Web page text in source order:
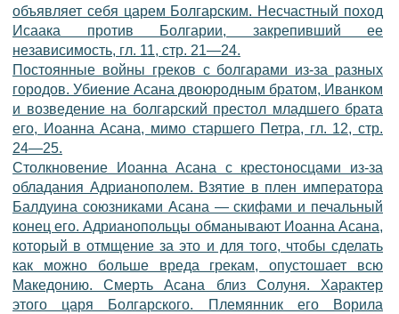
объявляет себя царем Болгарским. Несчастный поход
Исаака против Болгарии, закрепивший ее
независимость, гл. 11, стр. 21—24.
Постоянные войны греков с болгарами из-за разных
городов. Убиение Асана двоюродным братом, Иванком
и возведение на болгарский престол младшего брата
его, Иоанна Асана, мимо старшего Петра, гл. 12, стр.
24—25.
Столкновение Иоанна Асана с крестоносцами из-за
обладания Адрианополем. Взятие в плен императора
Балдуина союзниками Асана — скифами и печальный
конец его. Адрианопольцы обманывают Иоанна Асана,
который в отмщение за это и для того, чтобы сделать
как можно больше вреда грекам, опустошает всю
Македонию. Смерть Асана близ Солуня. Характер
этого царя Болгарского. Племянник его Ворила